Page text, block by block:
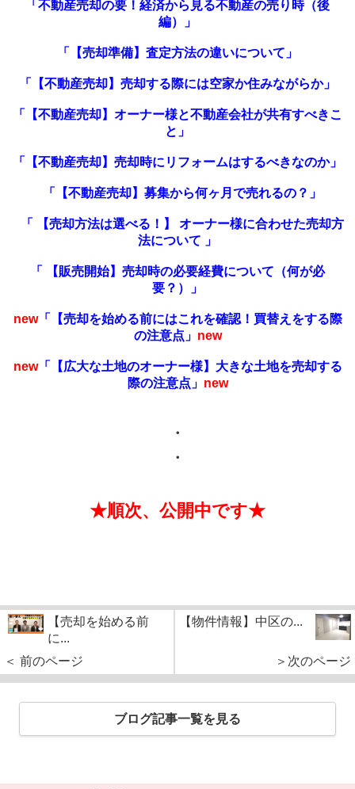
「不動産売却の要！経済から見る不動産の売り時（後
編）」
「 【売却準備】査定方法の違いについて 」
「【不動産売却】売却する際には空家か住みながらか」
「【不動産売却】オーナー様と不動産会社が共有すべきこ
と」
「【不動産売却】売却時にリフォームはするべきなのか」
「【不動産売却】募集から何ヶ月で売れるの？」
「 【売却方法は選べる！】 オーナー様に合わせた売却方
法について 」
「 【販売開始】売却時の必要経費について（何が必
要？）」
new「
【売却を始める前にはこれを確認！買替えをする際
の注意点 」 new
new「【広大な土地のオーナー様】大きな土地を売却する
際の注意点」 new
・
・
★順次、公開中です★
【売却を始める前
に...
＜ 前のページ
【物件情報】中区の...
＞次のページ
ブログ記事一覧を見る